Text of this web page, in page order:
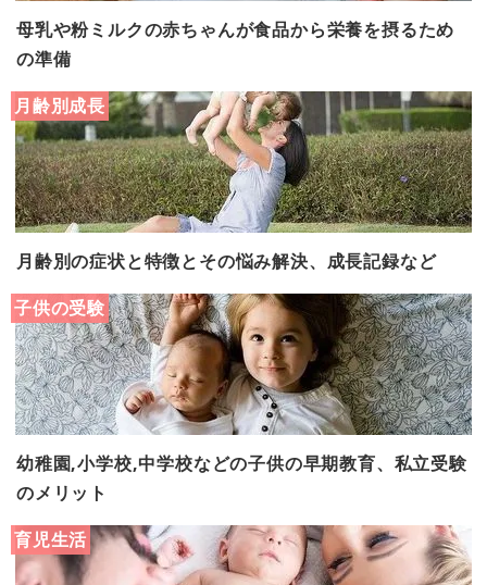
母乳や粉ミルクの赤ちゃんが食品から栄養を摂るため
の準備
月齢別成長
月齢別の症状と特徴とその悩み解決、成長記録など
子供の受験
幼稚園,小学校,中学校などの子供の早期教育、私立受験
のメリット
育児生活